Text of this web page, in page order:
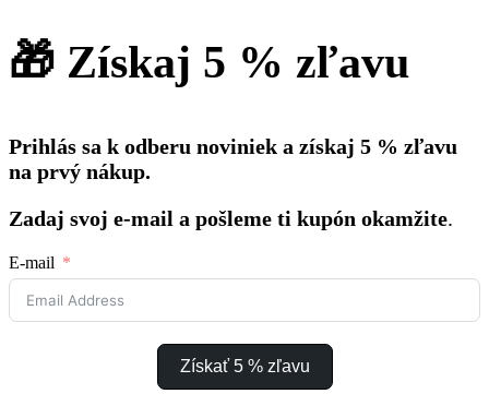
🎁 Získaj 5 % zľavu
Prihlás sa k odberu noviniek a získaj 5 % zľavu
na prvý nákup.
Zadaj svoj e-mail a pošleme ti kupón okamžite.
E-mail
Získať 5 % zľavu